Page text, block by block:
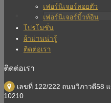
เฟอร์นิเจอร์ลอยตัว
เฟอร์นิเจอร์บิ้วท์อิน
โปรโมชั่น
ผ้าม่านน่ารู้
ติดต่อเรา
ติดต่อเรา
เลขที่ 122/222 ถนนวิภาวดี58
10210